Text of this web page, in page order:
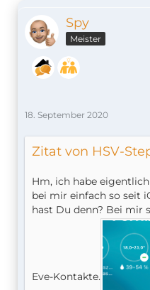
Spy
Meister
18. September 2020
Zitat von HSV-
Hm, ich habe
bei mir einfach so seit
hast Du denn? Bei mir
Eve-Kontakte.